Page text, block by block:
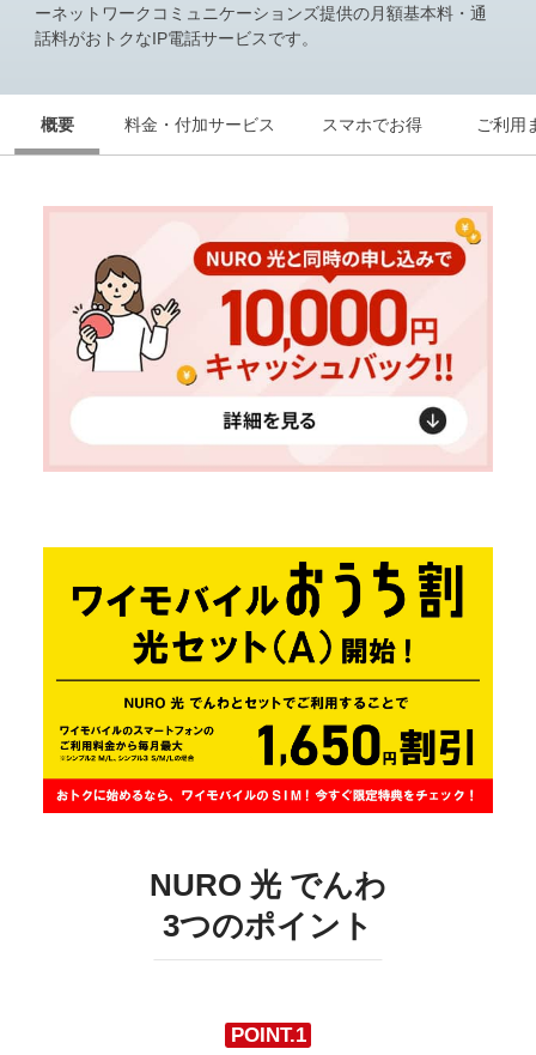
お知らせ
よくあるご質問
お申し込み済みの方
申込まで安心
LINE公式アカウント
開通まで安心
レンタルWi-Fi
もっとおトクに
NURO会員アプリ
会員サポート
NURO会員特典
NURO 光のお引越し
個人事業主・法人の方
個人事業主・法人の方はこちら
料金・特典などのお悩みごと
について
受付時間 9:00~21:00
お知らせ
よくあるご質問
お申し込み済みの方
申込まで安心
LINE公式アカウント
開通まで安心
レンタルWi-Fi
開通後も安心
NURO 光のお引越し
管理会社・管理組合・オーナーさまはこちら
管理会社・管理組合・オーナーさまはこち
ら
販売パートナーをご検討の方はこちら
販売パートナーをご検討の方はこちら
個人事業主・法人の方
個人事業主・法人の方はこちら
について
ーネットワークコミュニケーションズ提供の月額基本料・通
話料がおトクなIP電話サービスです。
概要 料金・付加サービス スマホでお得 ご利用
NURO 光 でんわ
3つのポイント
POINT.1